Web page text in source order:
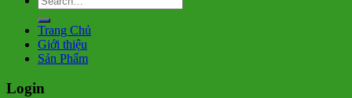
for:
Trang Chủ
Giới thiệu
Sản Phẩm
Login